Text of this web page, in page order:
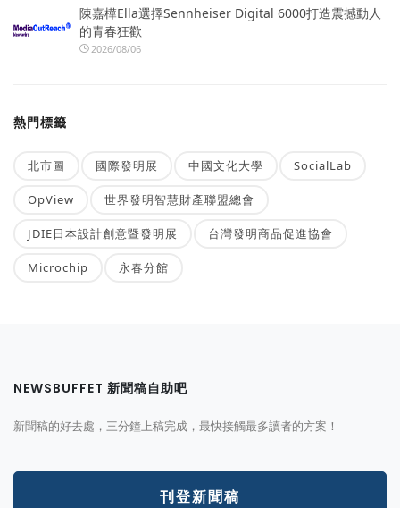
陳嘉樺Ella選擇Sennheiser Digital 6000打造震撼動人
的青春狂歡
2026/08/06
熱門標籤
北市圖 國際發明展 中國文化大學 SocialLab
OpView 世界發明智慧財產聯盟總會
JDIE日本設計創意暨發明展 台灣發明商品促進協會
Microchip 永春分館
NEWSBUFFET 新聞稿自助吧
新聞稿的好去處，三分鐘上稿完成，最快接觸最多讀者的方案！
刊登新聞稿